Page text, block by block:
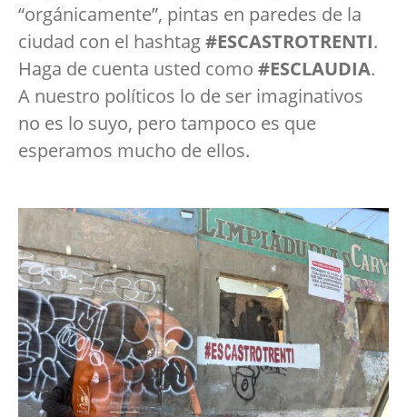
“orgánicamente”, pintas en paredes de la
ciudad con el hashtag#ESCASTROTRENTI.
Haga de cuenta usted como #ESCLAUDIA.
A nuestro políticos lo de ser imaginativos
no es lo suyo, pero tampoco es que
esperamos mucho de ellos.